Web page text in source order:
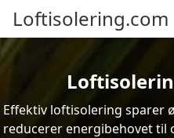
Loftisolering.com
Effektiv loftisolering sparer
reducerer energibehovet til